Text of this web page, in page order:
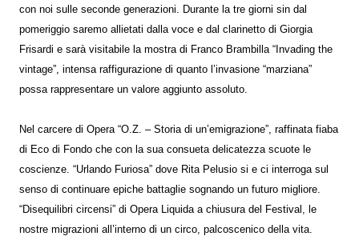
con noi sulle seconde generazioni. Durante la tre giorni sin dal
pomeriggio saremo allietati dalla voce e dal clarinetto di Giorgia
Frisardi e sarà visitabile la mostra di Franco Brambilla “Invading the
vintage”, intensa raffigurazione di quanto l’invasione “marziana”
possa rappresentare un valore aggiunto assoluto.
Nel carcere di Opera “O.Z. – Storia di un’emigrazione”, raffinata fiaba
di Eco di Fondo che con la sua consueta delicatezza scuote le
coscienze. “Urlando Furiosa” dove Rita Pelusio si e ci interroga sul
senso di continuare epiche battaglie sognando un futuro migliore.
“Disequilibri circensi” di Opera Liquida a chiusura del Festival, le
nostre migrazioni all’interno di un circo, palcoscenico della vita.